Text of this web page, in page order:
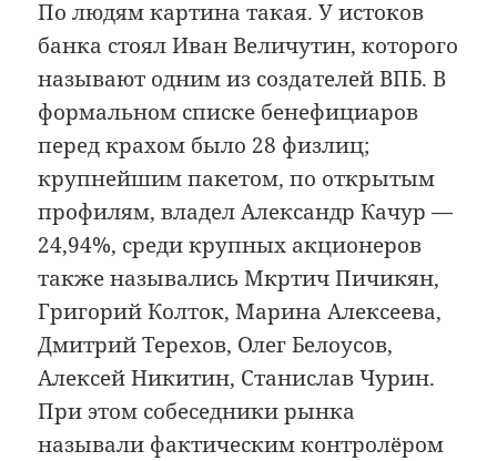
По людям картина такая. У истоков
банка стоял Иван Величутин, которого
называют одним из создателей ВПБ. В
формальном списке бенефициаров
перед крахом было 28 физлиц;
крупнейшим пакетом, по открытым
профилям, владел Александр Качур —
24,94%, среди крупных акционеров
также назывались Мкртич Пичикян,
Григорий Колток, Марина Алексеева,
Дмитрий Терехов, Олег Белоусов,
Алексей Никитин, Станислав Чурин.
При этом собеседники рынка
называли фактическим контролёром